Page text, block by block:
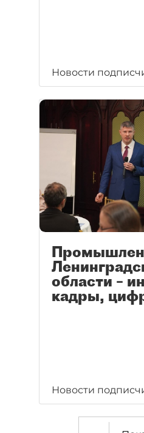
Новости
области –
кадры,
Новости